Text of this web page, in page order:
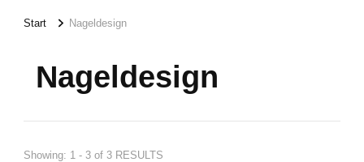
Start Nageldesign
Nageldesign
Showing: 1 - 3 of 3 RESULTS